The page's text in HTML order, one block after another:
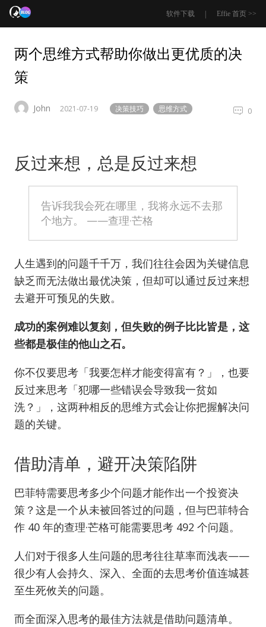
软件下载 | Effie 首页 >>
两个思维方式帮助你做出更优质的决
策
John 2021-07-19 决策技巧 思维方式 0
反过来想，总是反过来想
告诉我我会死在哪里，我将永远不去那
个地方。 ——查理·芒格
人生遇到的问题千千万，我们往往会因为关键信息
缺乏而无法做出最优决策，但却可以通过反过来想
去避开可预见的失败。
成功的案例难以复刻，但失败的例子比比皆是，这
些都是极佳的他山之石。
你不仅要思考「我要怎样才能变得富有？」，也要
反过来思考「犯哪一些错误会导致我一贫如
洗？」，这两种相反的思维方式会让你把握解决问
题的关键。
借助清单，避开决策陷阱
巴菲特需要思考多少个问题才能作出一个投资决
策？这是一个从未被回答过的问题，但与巴菲特合
作 40 年的查理·芒格可能需要思考 492 个问题。
人们对于很多人生问题的思考往往草率而浅表——
很少有人会持久、深入、全面的去思考价值连城甚
至生死攸关的问题。
而全面深入思考的最佳方法就是借助问题清单。